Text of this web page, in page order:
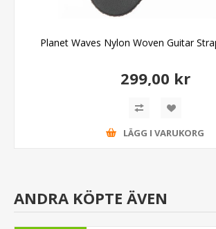
Planet Waves Nylon Woven Guitar
299,00 kr
LÄGG I VARUKORG
ANDRA KÖPTE ÄVEN